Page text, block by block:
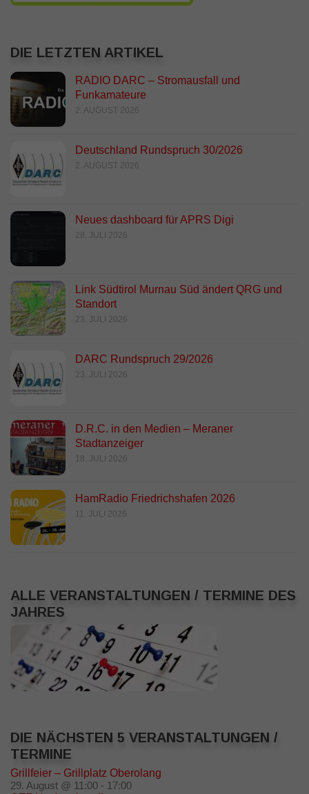
DIE LETZTEN ARTIKEL
RADIO DARC – Stromausfall und
Funkamateure
2. AUGUST 2026
Deutschland Rundspruch 30/2026
2. AUGUST 2026
Neues dashboard für APRS Digi
28. JULI 2026
Link Südtirol Murnau Süd ändert QRG und
Standort
23. JULI 2026
DARC Rundspruch 29/2026
23. JULI 2026
D.R.C. in den Medien – Meraner
Stadtanzeiger
18. JULI 2026
HamRadio Friedrichshafen 2026
11. JULI 2026
ALLE VERANSTALTUNGEN / TERMINE DES
JAHRES
DIE NÄCHSTEN 5 VERANSTALTUNGEN /
TERMINE
Grillfeier – Grillplatz Oberolang
29. August @ 11:00 - 17:00